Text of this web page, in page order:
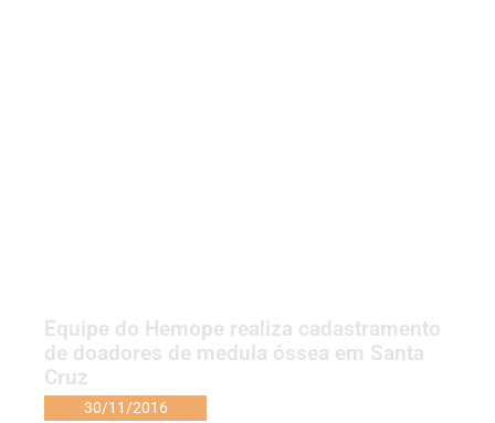
Equipe do Hemope realiza cadastramento
de doadores de medula óssea em Santa
Cruz
30/11/2016